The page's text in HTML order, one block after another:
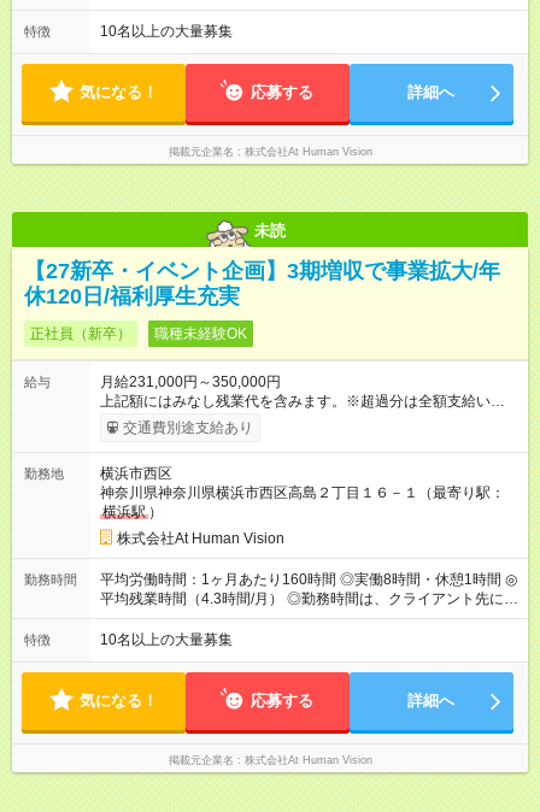
～58万円） 【試用期間】試用期間あり 試用期間の長さ：6ヶ月
※ 雇用形態と給与に、本採用時と異なる部分があります。 雇用
形態：本採用時と同じです。 給与：月給 224,000円 ～ 330,000
円 上記額にはみなし残業代を含みます。※超過分は全額支給い
たします。 みなし残業代 24,000円 ～ 34,000円／月 みなし残業
時間 15時間／月
より異なります。 ※＜シフト例＞ 10:00～19:00／11:00～
20:00 平均労働時間：1ヶ月あたり160時間 ◎実働8時間・休憩1
先に より異なります。 ※＜シフト例＞ 10:00～19:00／11:00
～20:00
特徴 10名以上の大量募集
気になる！ 応募する 詳細へ
掲載元企業名 株式会社At Human Vision
未読
【27新卒・イベント企画】3期増収で事業拡大/年
休120日/福利厚生充実
正社員（新卒） 職種未経験OK
給与
月給231,000円～350,000円
上記額にはみなし残業代を含みます。※超過分は全額支給いたし
ます。 みなし残業代 24,000円 ～ 37,000円／月 みなし残業時
間 15時間／月 【給与】 月給： 大卒・院卒 ：243，000
（固定残業代 24，000円） 賞与：年２回 （業績連動型） 昇
給：年２回（3月、9月) 試用期間：6ヶ月 ※上記額にはみなし残
業代（月15時間分）が含まれた 金額になります。超過分は追加
で全額支給。 【頑張りを給与・キャリアに還元します】 年に2
回⼈事評価があり等級が決まります。 等級に合わせた給与設定
のため、若い内からでも頑張り次第で給与アップが叶います。
⼀般職（20～31万円）→リーダー（⽉給26～36万円） →係⻑
～58万円） 【試用期間】試用期間あり 試用期間の長さ：6ヶ月
※ 雇用形態と給与に、本採用時と異なる部分があります。 雇用
形態：本採用時と同じです。 給与：月給 224,000円 ～ 330,000
円 上記額にはみなし残業代を含みます。※超過分は全額支給い
たします。 みなし残業代 24,000円 ～ 34,000円／月 みなし残業
時間 15時間／月
交通費別途支給あり
勤務地
横浜市西区
神奈川県神奈川県横浜市西区高島２丁目１６－１（最寄り駅：
横浜駅 ）
株式会社At Human Vision
勤務時間
平均労働時間：1ヶ月あたり160時間 ◎実働8時間・休憩1時間 ◎
平均残業時間（4.3時間/月） ◎勤務時間は、クライアント先に
より異なります。 ※＜シフト例＞ 10:00～19:00／11:00～
20:00 平均労働時間：1ヶ月あたり160時間 ◎実働8時間・休憩1
先に より異なります。 ※＜シフト例＞ 10:00～19:00／11:00
～20:00
特徴 10名以上の大量募集
気になる！ 応募する 詳細へ
掲載元企業名 株式会社At Human Vision